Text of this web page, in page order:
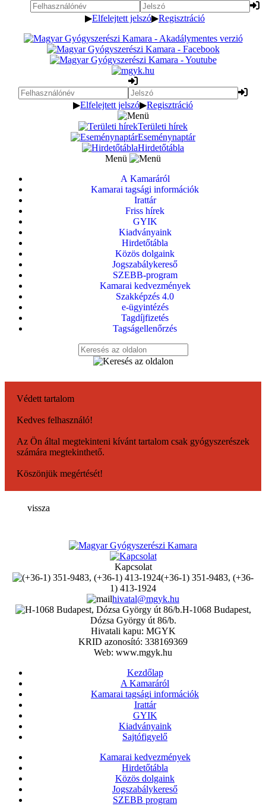
▶Elfelejtett jelszó▶Regisztráció
▶Elfelejtett jelszó▶Regisztráció
Területi hírek
Eseménynaptár
Hirdetőtábla
Menü
A Kamaráról
Kamarai tagsági információk
Irattár
Friss hírek
GYIK
Kiadványaink
Hirdetőtábla
Közös dolgaink
Jogszabálykereső
SZEBB-program
Kamarai kedvezmények
Szakképzés 4.0
e-ügyintézés
Tagdíjfizetés
Tagságellenőrzés
Védett tartalom
Kedves felhasználó!
Az Ön által megtekinteni kívánt tartalom csak gyógyszerészek
számára megtekinthető.
Köszönjük megértését!
vissza
Kapcsolat
(+36-1) 351-9483, (+36-
1) 413-1924
hivatal@mgyk.hu
H-1068 Budapest,
Dózsa György út 86/b.
Hivatali kapu: MGYK
KRID azonosító: 338169369
Web: www.mgyk.hu
Kezdőlap
A Kamaráról
Kamarai tagsági információk
Irattár
GYIK
Kiadványaink
Sajtófigyelő
Kamarai kedvezmények
Hirdetőtábla
Közös dolgaink
Jogszabálykereső
SZEBB program